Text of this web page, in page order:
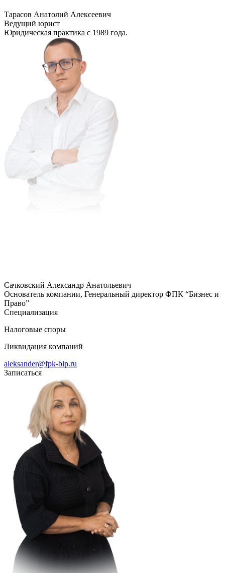
Тарасов Анатолий Алексеевич
Ведущий юрист
Юридическая практика с 1989 года.
Сачковский Александр Анатольевич
Основатель компании, Генеральный директор ФПК “Бизнес и
Право”
Специализация
Налоговые споры
Ликвидация компаний
aleksander@fpk-bip.ru
Записаться